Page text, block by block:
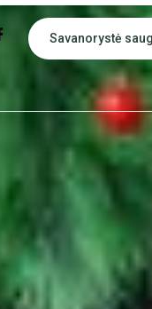
Savanorystė